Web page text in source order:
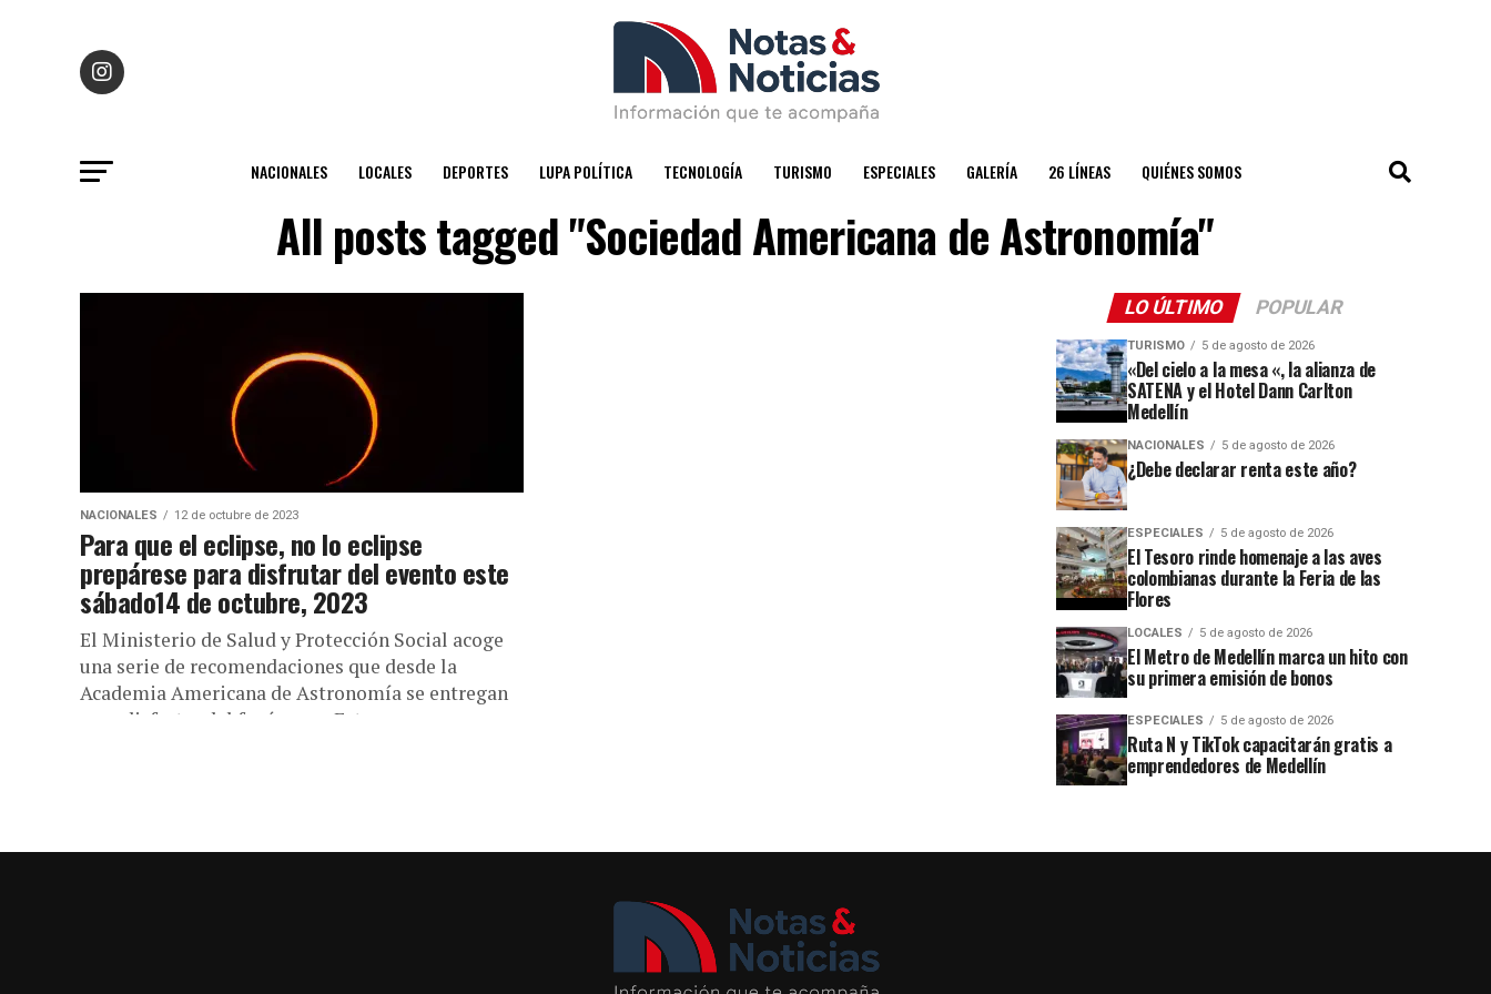
NACIONALES LOCALES DEPORTES LUPA POLÍTICA TECNOLOGÍA TURISMO ESPECIALES GALERÍA 26 LÍNEAS QUIÉNES SOMOS
All posts tagged "Sociedad Americana de Astronomía"
NACIONALES 12 de octubre de 2023
Para que el eclipse, no lo eclipse
prepárese para disfrutar del evento este
sábado14 de octubre, 2023
El Ministerio de Salud y Protección Social acoge
una serie de recomendaciones que desde la
Academia Americana de Astronomía se entregan
para disfrutar del fenómeno. Este...
LO ÚLTIMO POPULAR
TURISMO 5 de agosto de 2026
«Del cielo a la mesa «, la alianza de
SATENA y el Hotel Dann Carlton
Medellín
NACIONALES 5 de agosto de 2026
¿Debe declarar renta este año?
ESPECIALES 5 de agosto de 2026
El Tesoro rinde homenaje a las aves
colombianas durante la Feria de las
Flores
LOCALES 5 de agosto de 2026
El Metro de Medellín marca un hito con
su primera emisión de bonos
ESPECIALES 5 de agosto de 2026
Ruta N y TikTok capacitarán gratis a
emprendedores de Medellín